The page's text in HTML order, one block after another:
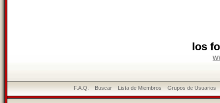
los
F.A.Q. Buscar Lista de Miembros Grupos de Usuarios